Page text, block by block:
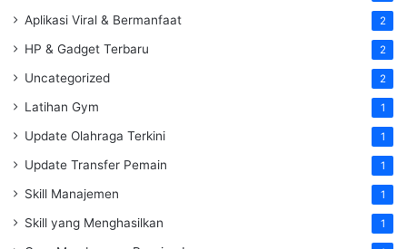
Aplikasi Viral & Bermanfaat 2
HP & Gadget Terbaru 2
Uncategorized 2
Latihan Gym 1
Update Olahraga Terkini 1
Update Transfer Pemain 1
Skill Manajemen 1
Skill yang Menghasilkan 1